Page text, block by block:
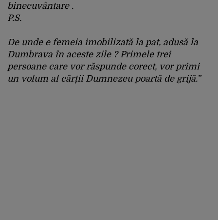
binecuvântare .
P.S.
De unde e femeia imobilizată la pat, adusă la
Dumbrava în aceste zile ? Primele trei
persoane care vor răspunde corect, vor primi
un volum al cărții Dumnezeu poartă de grijă.”